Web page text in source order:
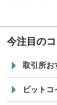
7/29
SBI
今注目の
取引所お
ビットコ